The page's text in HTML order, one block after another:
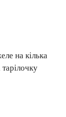
на кілька